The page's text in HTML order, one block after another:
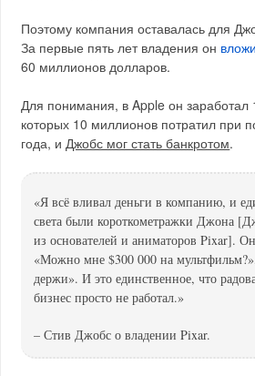
Поэтому компания оставалась для
За первые пять лет владения он
60 миллионов долларов.
Для понимания, в Apple он заработал
которых 10 миллионов потратил при
года, и Джобс мог стать банкротом.
«Я всё вливал деньги в компанию, и
света были короткометражки Джона
из основателей и аниматоров Pixar].
«Можно мне $300 000 на
держи». И это единственное, что
бизнес просто не работал.»
– Стив Джобс о владении Pixar.